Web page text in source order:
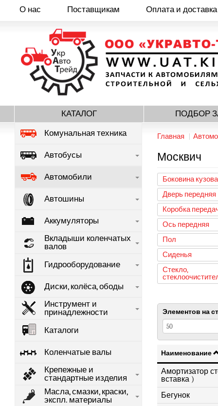
основному
содержанию
КАТАЛОГ ПОДБОР
О нас Поставщикам Оплата и доставка
Комунальная техника
Автобусы
Автомобили
Автошины
Аккумуляторы
Вкладыши коленчатых
валов
Гидрооборудование
Диски, колёса, ободы
Инструмент и
принадлежности
Каталоги
Коленчатые валы
Крепежные и
стандартные изделия
Масла, смазки, краски,
экспл. материалы
Главная
Москвич
Боковина кузова
Дверь передняя
Коробка
Ось передняя
Пол
Сиденья
Стекло,
Элементов на
Наименование
Амортизатор
вставка )
Бегунок